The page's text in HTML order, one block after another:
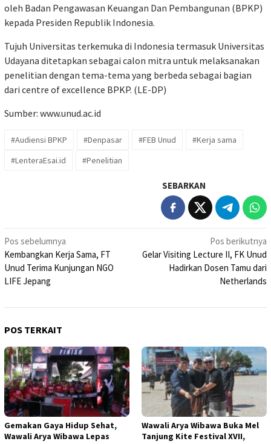
oleh Badan Pengawasan Keuangan Dan Pembangunan (BPKP)
kepada Presiden Republik Indonesia.
Tujuh Universitas terkemuka di Indonesia termasuk Universitas
Udayana ditetapkan sebagai calon mitra untuk melaksanakan
penelitian dengan tema-tema yang berbeda sebagai bagian
dari centre of excellence BPKP. (LE-DP)
Sumber: www.unud.ac.id
#Audiensi BPKP #Denpasar #FEB Unud
#Kerja sama
#LenteraEsai.id
#Penelitian
SEBARKAN
Navigasi
pos
Pos sebelumnya
Kembangkan Kerja Sama, FT
Unud Terima Kunjungan NGO
LIFE Jepang
Pos berikutnya
Gelar Visiting Lecture II, FK Unud
Hadirkan Dosen Tamu dari
Netherlands
POS TERKAIT
Gemakan Gaya Hidup Sehat,
Wawali Arya Wibawa Lepas
Wawali Arya Wibawa Buka Mel
Tanjung Kite Festival XVII,